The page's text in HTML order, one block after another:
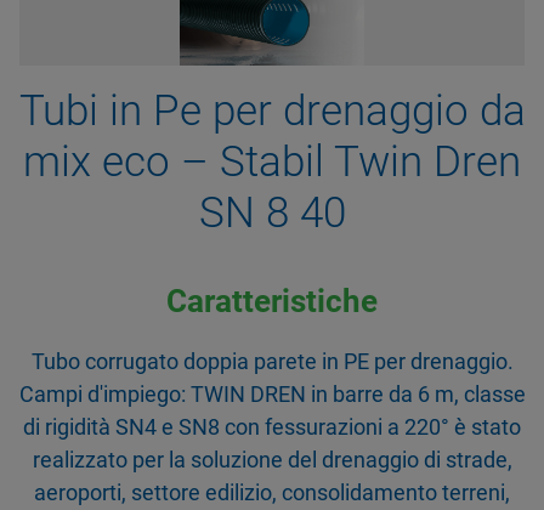
Tubi in Pe per drenaggio da
mix eco – Stabil Twin Dren
SN 8 40
Caratteristiche
Tubo corrugato doppia parete in PE per drenaggio.
Campi d'impiego: TWIN DREN in barre da 6 m, classe
di rigidità SN4 e SN8 con fessurazioni a 220° è stato
realizzato per la soluzione del drenaggio di strade,
aeroporti, settore edilizio, consolidamento terreni,